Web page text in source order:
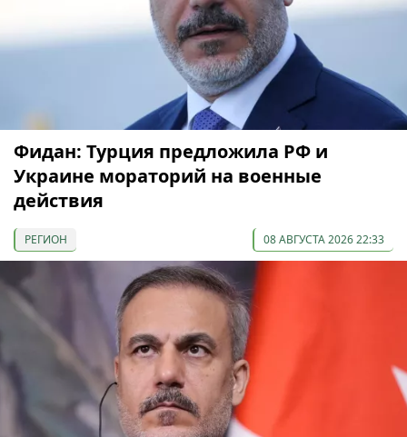
Фидан: Турция предложила РФ и
Украине мораторий на военные
действия
РЕГИОН 08 АВГУСТА 2026 22:33